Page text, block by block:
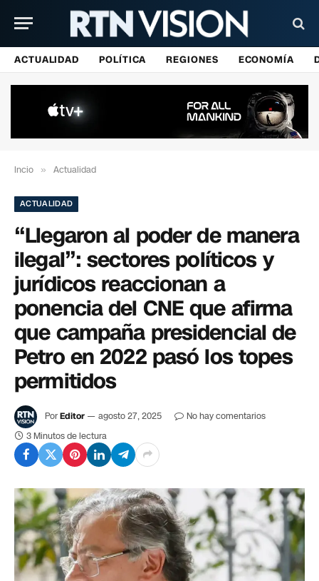
ACTUALIDAD POLÍTICA REGIONES ECONOMÍA
Incio » Actualidad
ACTUALIDAD
“Llegaron al poder de manera
ilegal”: sectores políticos y
jurídicos reaccionan a
ponencia del CNE que afirma
que campaña presidencial de
Petro en 2022 pasó los topes
permitidos
PorEditor agosto 27, 2025
No hay comentarios
3 Minutos de lectura